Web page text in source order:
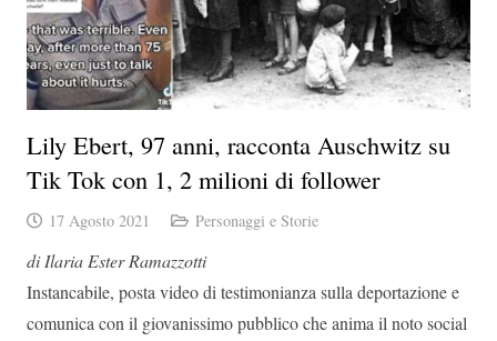
Lily Ebert, 97 anni, racconta Auschwitz su
Tik Tok con 1, 2 milioni di follower
17 Agosto 2021 Personaggi e Storie
di Ilaria Ester Ramazzotti
Instancabile, posta video di testimonianza sulla deportazione e
comunica con il giovanissimo pubblico che anima il noto social